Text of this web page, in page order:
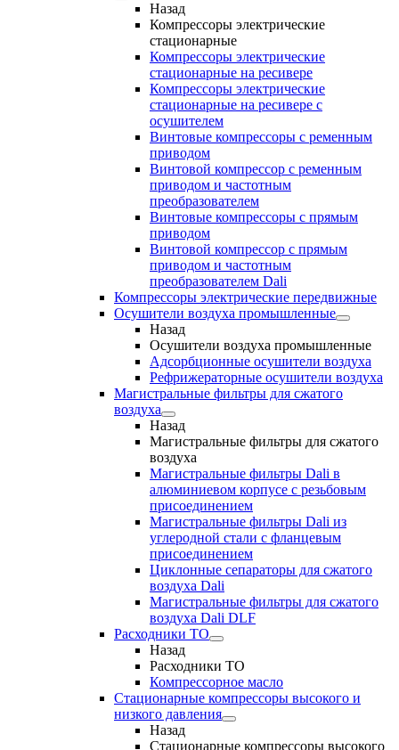
Назад
Компрессоры электрические
стационарные
Компрессоры электрические
стационарные на ресивере
Компрессоры электрические
стационарные на ресивере с
осушителем
Винтовые компрессоры с ременным
приводом
Винтовой компрессор с ременным
приводом и частотным
преобразователем
Винтовые компрессоры с прямым
приводом
Винтовой компрессор с прямым
приводом и частотным
преобразователем Dali
Компрессоры электрические передвижные
Осушители воздуха промышленные
Назад
Осушители воздуха промышленные
Адсорбционные осушители воздуха
Рефрижераторные осушители воздуха
Магистральные фильтры для сжатого
воздуха
Назад
Магистральные фильтры для сжатого
воздуха
Магистральные фильтры Dali в
алюминиевом корпусе с резьбовым
присоединением
Магистральные фильтры Dali из
углеродной стали с фланцевым
присоединением
Циклонные сепараторы для сжатого
воздуха Dali
Магистральные фильтры для сжатого
воздуха Dali DLF
Расходники ТО
Назад
Расходники ТО
Компрессорное масло
Стационарные компрессоры высокого и
низкого давления
Назад
Стационарные компрессоры высокого